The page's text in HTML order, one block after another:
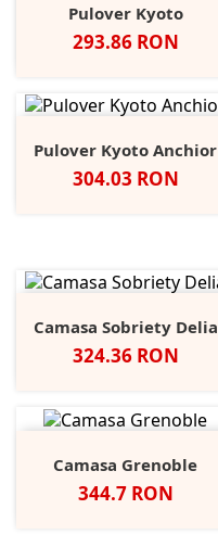
Pulover Kyoto
Pret
293.86 RON
Pulover Kyoto Anchior
Pret
304.03 RON
Camasa Sobriety Delia
Pret
324.36 RON
Camasa Grenoble
Pret
344.7 RON